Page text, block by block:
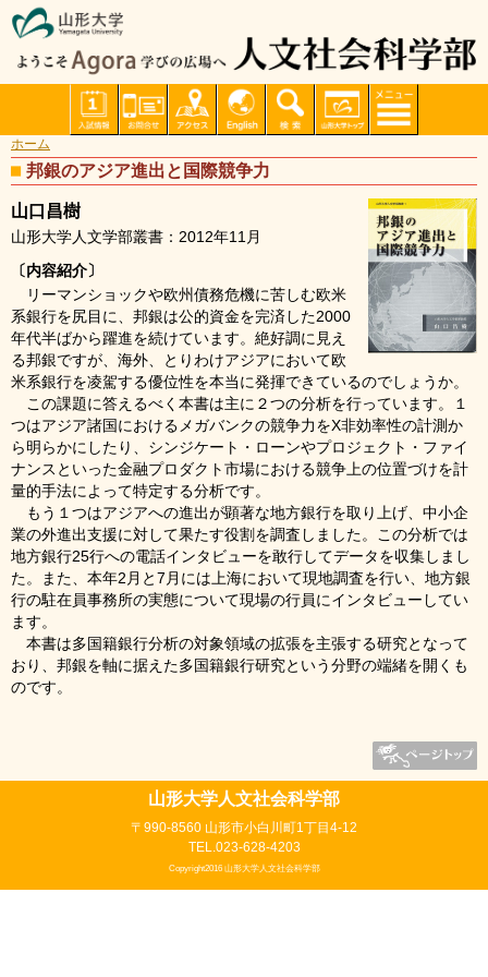
ホーム
邦銀のアジア進出と国際競争力
山口昌樹
山形大学人文学部叢書：2012年11月
〔内容紹介〕
リーマンショックや欧州債務危機に苦しむ欧米
系銀行を尻目に、邦銀は公的資金を完済した2000
年代半ばから躍進を続けています。絶好調に見え
る邦銀ですが、海外、とりわけアジアにおいて欧
米系銀行を凌駕する優位性を本当に発揮できているのでしょうか。
この課題に答えるべく本書は主に２つの分析を行っています。１
つはアジア諸国におけるメガバンクの競争力をX非効率性の計測か
ら明らかにしたり、シンジケート・ローンやプロジェクト・ファイ
ナンスといった金融プロダクト市場における競争上の位置づけを計
量的手法によって特定する分析です。
もう１つはアジアへの進出が顕著な地方銀行を取り上げ、中小企
業の外進出支援に対して果たす役割を調査しました。この分析では
地方銀行25行への電話インタビューを敢行してデータを収集しまし
た。また、本年2月と7月には上海において現地調査を行い、地方銀
行の駐在員事務所の実態について現場の行員にインタビューしてい
ます。
本書は多国籍銀行分析の対象領域の拡張を主張する研究となって
おり、邦銀を軸に据えた多国籍銀行研究という分野の端緒を開くも
のです。
山形大学人文社会科学部
〒990-8560 山形市小白川町1丁目4-12
TEL.023-628-4203
Copyright2016 山形大学人文社会科学部